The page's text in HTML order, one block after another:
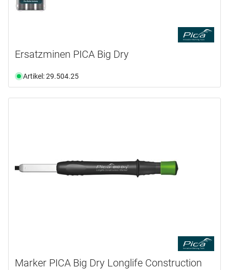
Ersatzminen PICA Big Dry
Artikel: 29.504.25
Marker PICA Big Dry Longlife Construction